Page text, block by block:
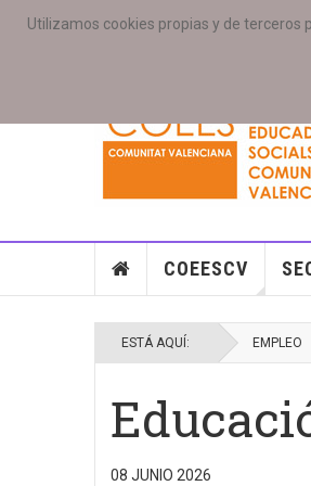
Utilizamos cookies propias y de terceros
PORTADA ACCESO COLEGIAD@S
COEESCV
ESTÁ AQUÍ: EMPLEO
08 JUNIO 2026